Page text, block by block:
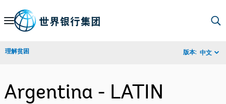
Skip
Navigation
理解贫困 版本: 中文
Argentina - LATIN